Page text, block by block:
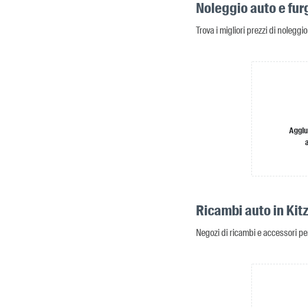
Noleggio auto e
Trova i migliori prezzi di
Ricambi auto in
Negozi di ricambi e accessori